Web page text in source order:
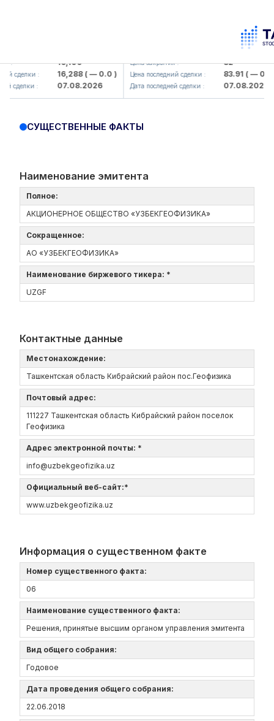
16,100
: 16,288( — 0.0 )
: 07.08.2026
KFSK (<Kafolat sug'urta
Цена закрытия : 82
Цена последний сделки : 83.91( — 0.0 )
Дата последней сделки : 07.08.2026
СУЩЕСТВЕННЫЕ ФАКТЫ
Наименование эмитента
Полное:
АКЦИОНЕРНОЕ ОБЩЕСТВО «УЗБЕКГЕОФИЗИКА»
Сокращенное:
АО «УЗБЕКГЕОФИЗИКА»
Наименование биржевого тикера: *
UZGF
Контактные данные
Местонахождение:
Ташкентская область Кибрайский район пос.Геофизика
Почтовый адрес:
111227 Ташкентская область Кибрайский район поселок
Геофизика
Адрес электронной почты: *
info@uzbekgeofizika.uz
Официальный веб-сайт:*
www.uzbekgeofizika.uz
Информация о существенном факте
Номер существенного факта:
06
Наименование существенного факта:
Решения, принятые высшим органом управления эмитента
Вид общего собрания:
Годовое
Дата проведения общего собрания:
22.06.2018